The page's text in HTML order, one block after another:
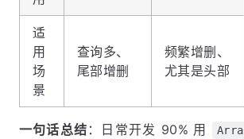
适
用
场
景
查询多、
尾部增删
频繁增删、
尤其是头部
一句话总结 ：日常开发 90% 用